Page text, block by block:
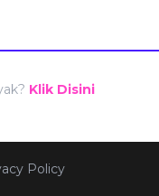
Klik Disini
Policy